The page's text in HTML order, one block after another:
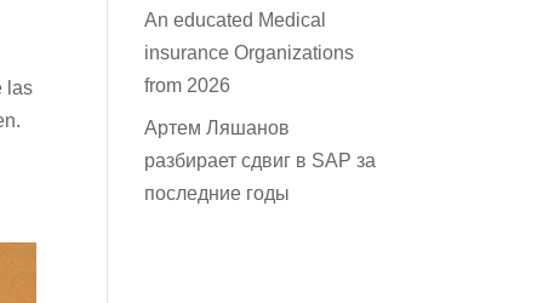
las
An educated Medical
insurance Organizations
from 2026
Артем Ляшанов
разбирает сдвиг в SAP за
последние годы